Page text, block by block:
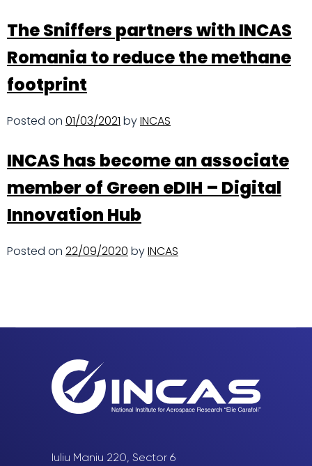
The Sniffers partners with INCAS
Romania to reduce the methane
footprint
Posted on 01/03/2021 byINCAS
INCAS has become an associate
member of Green eDIH – Digital
Innovation Hub
Posted on 22/09/2020 byINCAS
Iuliu Maniu 220, Sector 6